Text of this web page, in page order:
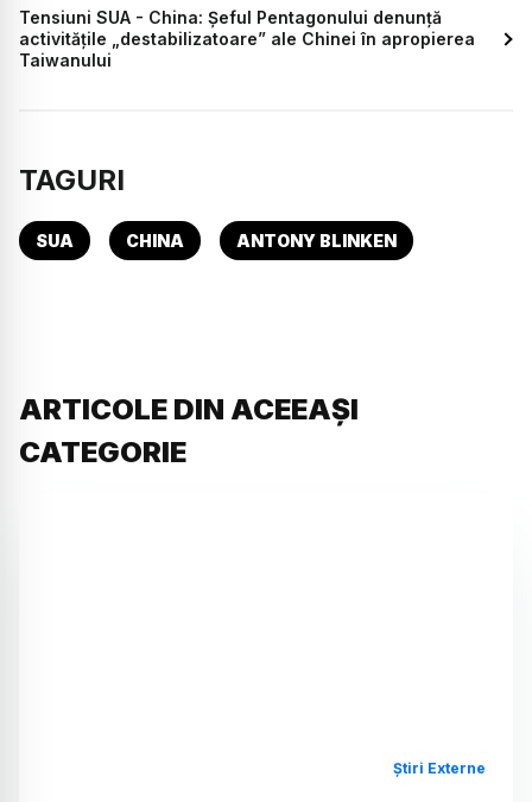
Tensiuni SUA - China: Şeful Pentagonului denunţă
activitățile „destabilizatoare” ale Chinei în apropierea
Taiwanului
TAGURI
SUA CHINA ANTONY BLINKEN
ARTICOLE DIN ACEEAȘI
CATEGORIE
Știri Externe